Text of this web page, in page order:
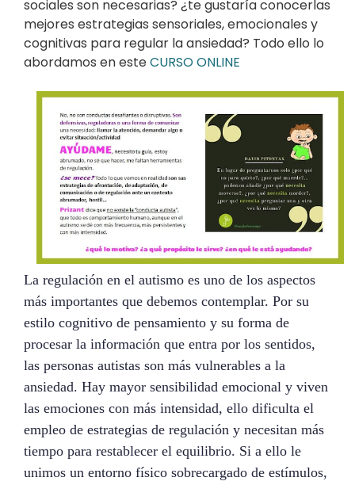
sociales son necesarias? ¿te gustaría conocerlas
mejores estrategias sensoriales, emocionales y
cognitivas para regular la ansiedad? Todo ello lo
abordamos en esteCURSO ONLINE
La regulación en el autismo es uno de los aspectos
más importantes que debemos contemplar. Por su
estilo cognitivo de pensamiento y su forma de
procesar la información que entra por los sentidos,
las personas autistas son más vulnerables a la
ansiedad. Hay mayor sensibilidad emocional y viven
las emociones con más intensidad, ello dificulta el
empleo de estrategias de regulación y necesitan más
tiempo para restablecer el equilibrio. Si a ello le
unimos un entorno físico sobrecargado de estímulos,